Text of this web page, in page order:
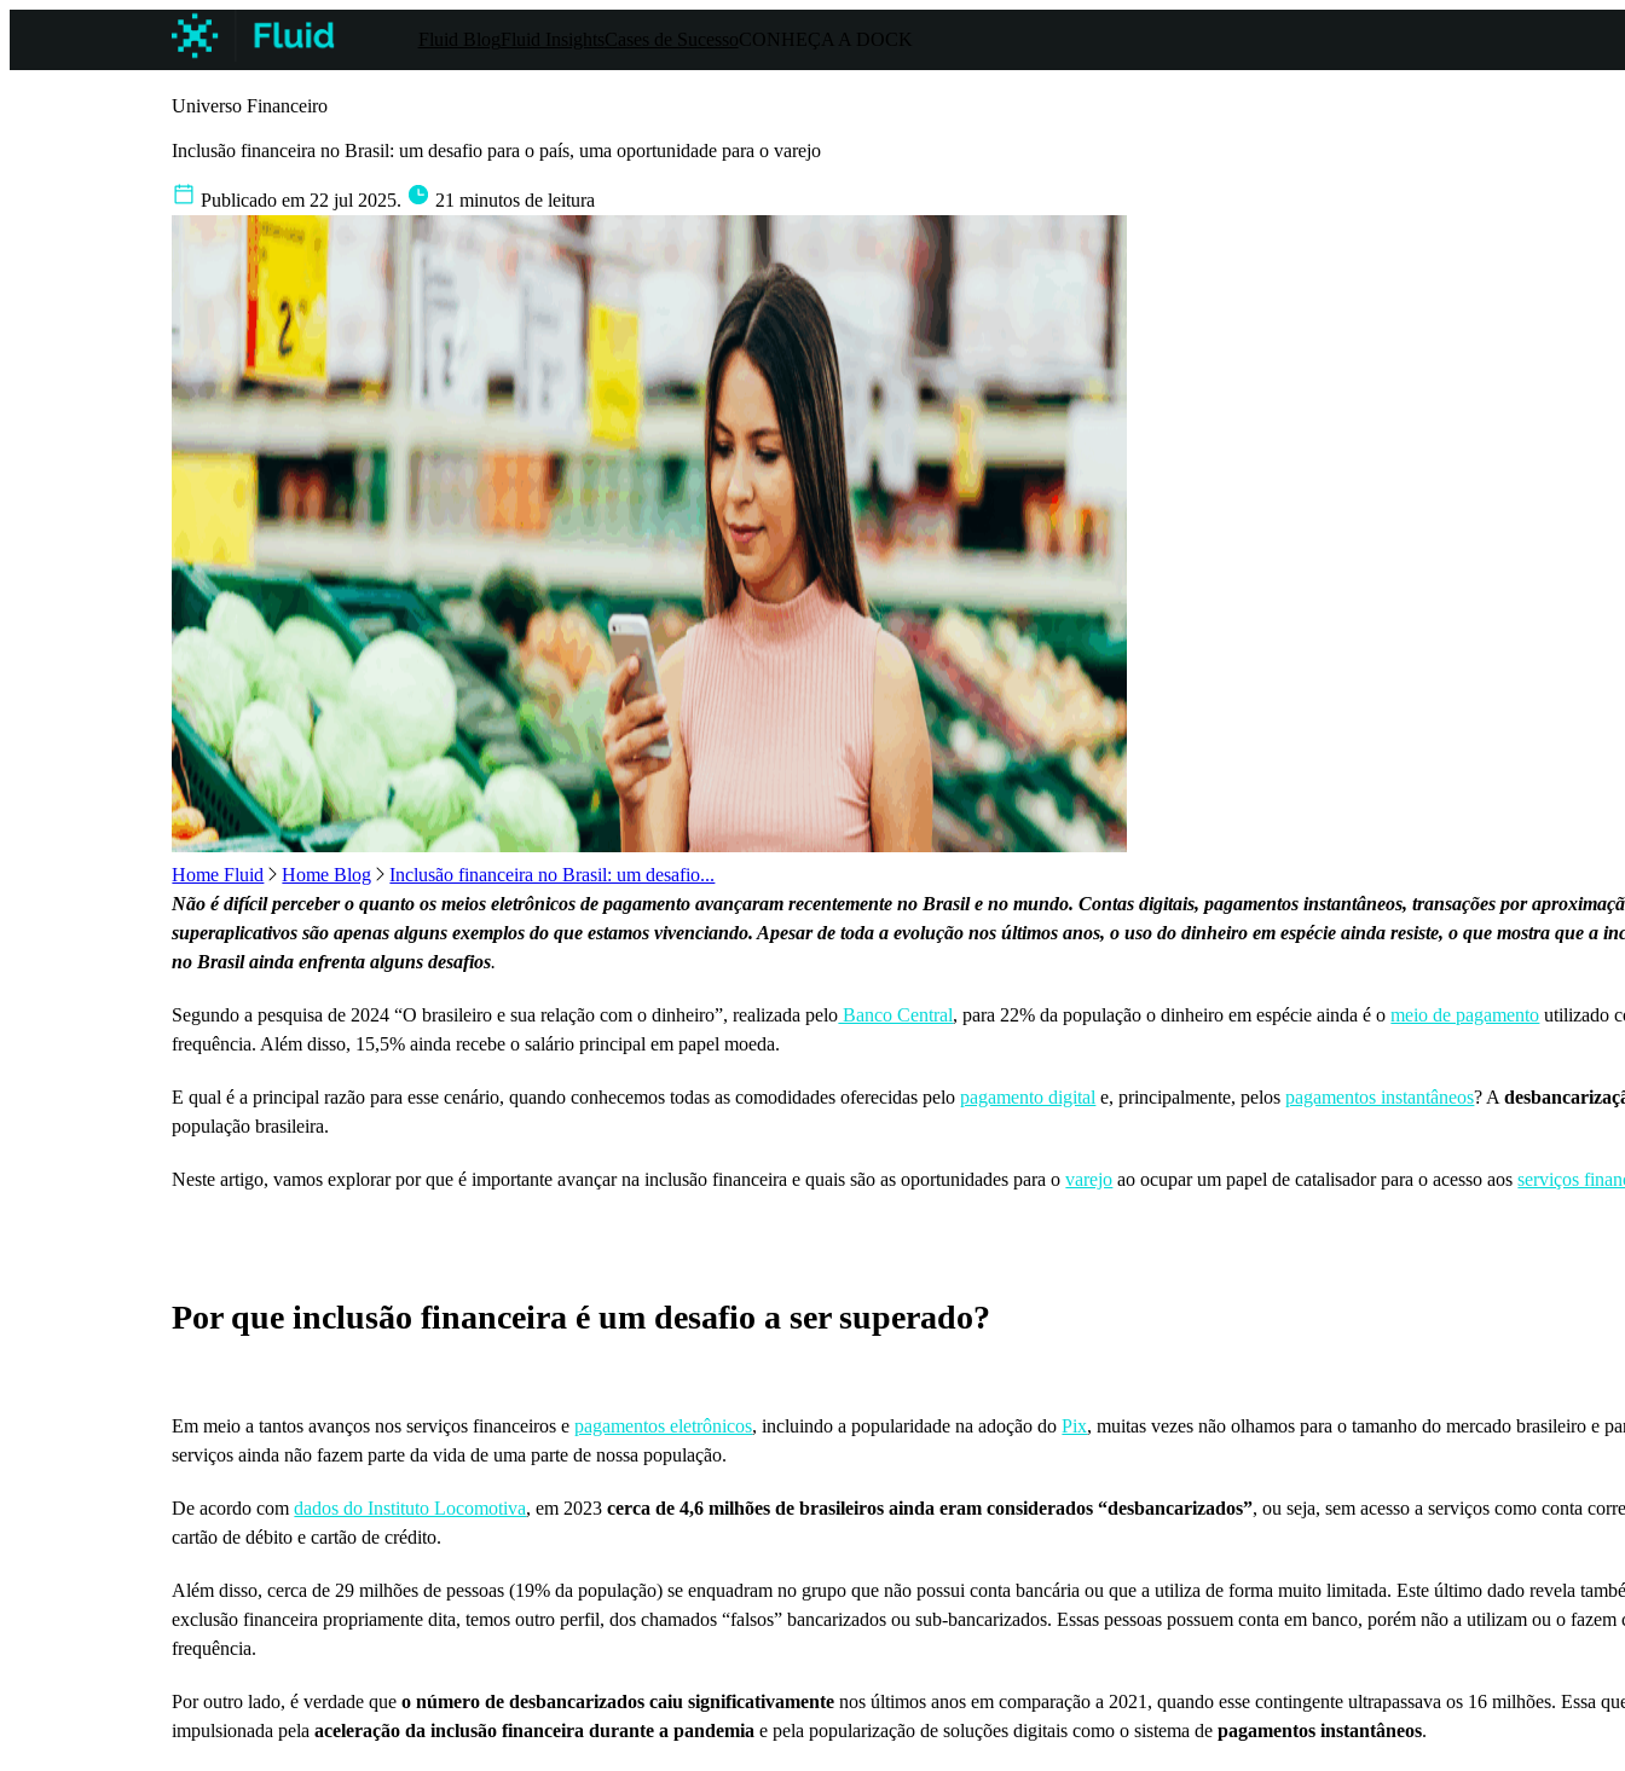
Fluid Blog Fluid InsightsCases de SucessoCONHEÇA A DOCK
Universo Financeiro
Inclusão financeira no Brasil: um desafio para o país, uma oportunidade para o varejo
Publicado em 22 jul 2025. 21 minutos de leitura
Home Fluid Home Blog
Inclusão financeira no Brasil: um desafio...
Não é difícil perceber o quanto os meios eletrônicos de pagamento avançaram recentemente no Brasil e no mundo. Contas digitais, pagamentos instantâneos, transações por
superaplicativos são apenas alguns exemplos do que estamos vivenciando. Apesar de toda a evolução nos últimos anos, o uso do dinheiro em espécie ainda resiste, o que mostra que a
no Brasil ainda enfrenta alguns desafios.
Segundo a pesquisa de 2024 “O brasileiro e sua relação com o dinheiro”, realizada pelo Banco Central, para 22% da população o dinheiro em espécie ainda é omeio de pagamento utilizado
frequência. Além disso, 15,5% ainda recebe o salário principal em papel moeda.
E qual é a principal razão para esse cenário, quando conhecemos todas as comodidades oferecidas pelopagamento digital e, principalmente, pelospagamentos instantâneos? A
população brasileira.
Neste artigo, vamos explorar por que é importante avançar na inclusão financeira e quais são as oportunidades para ovarejo ao ocupar um papel de catalisador para o acesso aosserviços
Por que inclusão financeira é um desafio a ser superado?
Em meio a tantos avanços nos serviços financeiros epagamentos eletrônicos, incluindo a popularidade na adoção doPix, muitas vezes não olhamos para o tamanho do mercado brasileiro e
serviços ainda não fazem parte da vida de uma parte de nossa população.
De acordo comdados do Instituto Locomotiva, em 2023cerca de 4,6 milhões de brasileiros ainda eram considerados “desbancarizados”, ou seja, sem acesso a serviços como conta
cartão de débito e cartão de crédito.
Além disso, cerca de 29 milhões de pessoas (19% da população) se enquadram no grupo que não possui conta bancária ou que a utiliza de forma muito limitada. Este último dado revela
exclusão financeira propriamente dita, temos outro perfil, dos chamados “falsos” bancarizados ou sub-bancarizados. Essas pessoas possuem conta em banco, porém não a utilizam ou o fazem
frequência.
Por outro lado, é verdade queo número de desbancarizados caiu significativamente nos últimos anos em comparação a 2021, quando esse contingente ultrapassava os 16 milhões. Essa
impulsionada pelaaceleração da inclusão financeira durante a pandemia e pela popularização de soluções digitais como o sistema depagamentos instantâneos.